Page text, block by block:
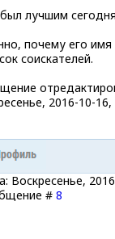
лучшим
почему его
соискателей.
2016-10-16,
Воскресенье,
# 8